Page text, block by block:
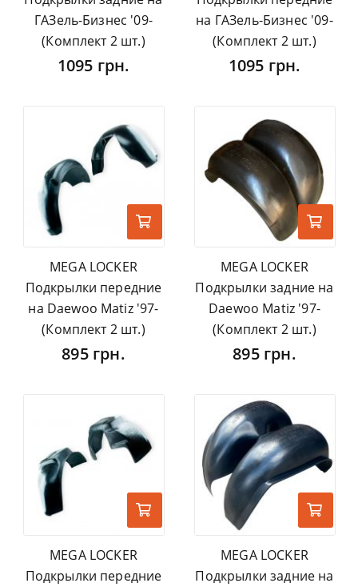
ГАЗель-Бизнес '09-
(Комплект 2 шт.)
1095 грн.
на ГАЗель-Бизнес '09-
(Комплект 2 шт.)
1095 грн.
MEGA LOCKER
Подкрылки передние
на Daewoo Matiz '97-
(Комплект 2 шт.)
895 грн.
MEGA LOCKER
Подкрылки задние на
Daewoo Matiz '97-
(Комплект 2 шт.)
895 грн.
MEGA LOCKER
Подкрылки передние
MEGA LOCKER
Подкрылки задние на